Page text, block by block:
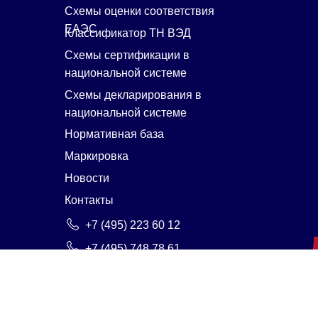
Схемы оценки соответствия
ЕАЭС
Классификатор ТН ВЭД
Схемы декларирования в
национальной системе
Схемы сертификации в
национальной системе
Нормативная база
Маркировка
Новости
Контакты
+7 (495) 223 60 12
+7 (495) 748 78 61